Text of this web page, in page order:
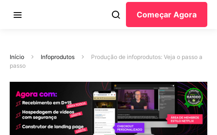
Começar Agora
Início Infoprodutos
Produção de infoprodutos: Veja o passo a
passo